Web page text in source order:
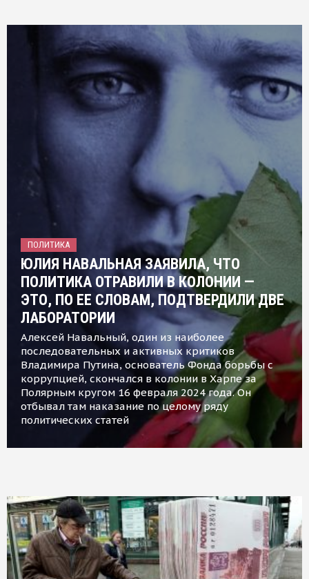
ПОЛИТИКА
ЮЛИЯ НАВАЛЬНАЯ ЗАЯВИЛА, ЧТО
ПОЛИТИКА ОТРАВИЛИ В КОЛОНИИ —
ЭТО, ПО ЕЕ СЛОВАМ, ПОДТВЕРДИЛИ ДВЕ
ЛАБОРАТОРИИ
Алексей Навальный, один из наиболее
последовательных и активных критиков
Владимира Путина, основатель Фонда борьбы с
коррупцией, скончался в колонии в Харпе за
Полярным кругом 16 февраля 2024 года. Он
отбывал там наказание по целому ряду
политических статей